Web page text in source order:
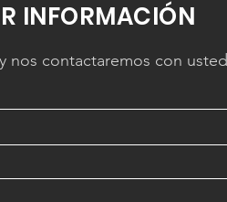
INFORMACIÓN
nos contactaremos con usted